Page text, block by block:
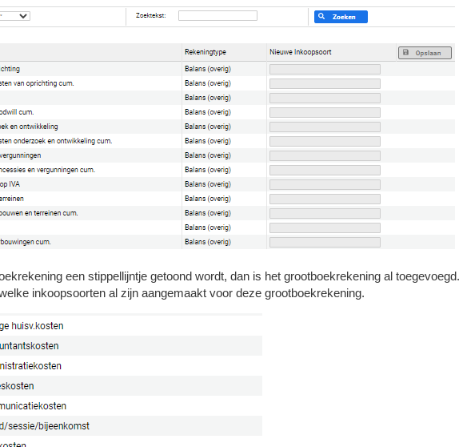
een stippellijntje getoond wordt, dan is het grootboekrekening al
inkoopsoorten al zijn aangemaakt voor deze grootboekrekening.